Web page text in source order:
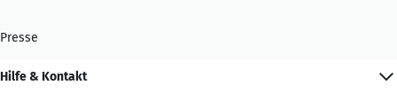
Presse
Hilfe & Kontakt